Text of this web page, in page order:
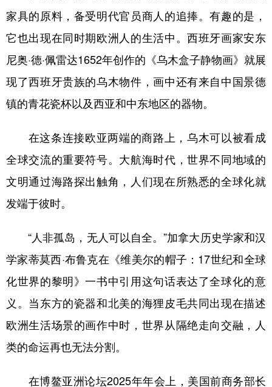
浙江 安徽 福建 江西
山东 河南 湖北 湖南
Русский язык 日本語 한국어
家具的原料，备受明代官员商人的追捧。有趣的是，
它也出现在同时期欧洲人的生活中。西班牙画家安东
尼奥·德·佩雷达1652年创作的《乌木盒子静物画》就展
现了西班牙贵族的乌木物件，画中还有来自中国景德
镇的青花瓷杯以及西亚和中东地区的器物。
在这条连接欧亚两端的商路上，乌木可以被看成
全球交流的重要符号。大航海时代，世界不同地域的
文明通过海路探出触角，人们现在所熟悉的全球化就
发端于彼时。
“人非孤岛，无人可以自全。”加拿大历史学家和汉
学家蒂莫西·布鲁克在《维美尔的帽子：17世纪和全球
化世界的黎明》一书中引用这句话表达了全球化的意
义。当东方的瓷器和北美的海狸皮毛共同出现在描述
欧洲生活场景的画作中时，世界从隔绝走向交融，人
类的命运再也无法分割。
在博鳌亚洲论坛2025年年会上，美国前商务部长